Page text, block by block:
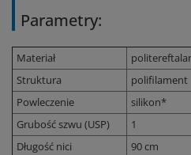
Parametry:
Materiał
Struktura
polifilament
Powleczenie
silikon*
Grubość szwu (USP)
1
Długość nici
90 cm